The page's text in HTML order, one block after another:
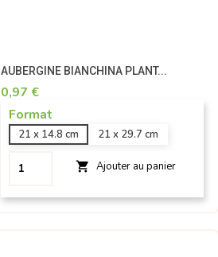
AUBERGINE BIANCHINA PLANT...
0,97 €
Format
21 x 14.8 cm 21 x 29.7 cm
 Ajouter au panier